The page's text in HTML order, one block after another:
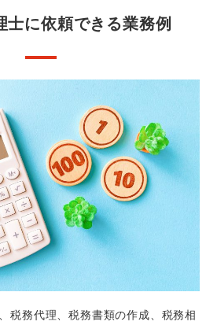
士に依頼できる業務例
税務代理、税務書類の作成、税務相